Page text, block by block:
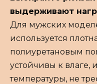
выдерживают
Для мужских
используется
полиуретановым
устойчивы к
температуры, не